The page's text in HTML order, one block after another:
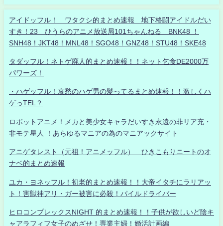
アイドッフル！ ワタクシ的まとめ速報 地下格闘アイドルだい
すき！23 ひうらのアニメ放送局101ちゃんねる BNK48 ！
SNH48！JKT48！MNL48！SGO48！GNZ48！STU48！SKE48
タダッフル！ネトゲ廃人的まとめ速報！！ネット乞食DE2000万
パワーズ！
・ハゲッフル！哀愁のハゲ男の髪ってるまとめ速報！！激しくハ
ゲっTEL？
ロボットアニメ！メカと美少女キャラだいすき永遠の非リア充・
非モテ星人 ！あらゆるマニアの為のマニアックサイト
アニゲタレスト（元祖！アニメッフル） ひきこもりニートのオ
ナベ的まとめ速報
ユカ・ヨネッフル！初老的まとめ速報！！大帝イタチにラリアッ
ト！害獣神アリ・ガー被害に必殺！パイルドライバー
ヒロコンプレックスNIGHT 的まとめ速報！！子供が欲しいど陰キ
ャアラフィフ女子のめざせ！専業主婦！婚活計画編